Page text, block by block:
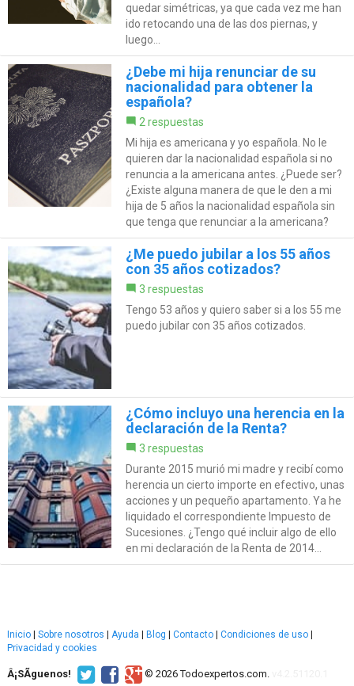
quedar simétricas, ya que cada vez me han
ido retocando una de las dos piernas, y
luego...
¿Debe mi hija renunciar de su
nacionalidad para obtener la
española?
2 respuestas
Mi hija es americana y yo española. No le
quieren dar la nacionalidad española si no
renuncia a la americana antes. ¿Puede ser?
¿Existe alguna manera de que le den a mi
hija de 5 años la nacionalidad española sin
que tenga que renunciar a la americana?
¿Me puedo jubilar a los 55 años
con 35 años cotizados?
3 respuestas
Tengo 53 años y quiero saber si a los 55 me
puedo jubilar con 35 años cotizados.
¿Cómo incluyo una herencia en la
declaración de la Renta?
3 respuestas
Durante 2015 murió mi madre y recibí como
herencia un cierto importe en efectivo, unas
acciones y un pequeño apartamento. Ya he
liquidado el correspondiente Impuesto de
Sucesiones. ¿Tengo qué incluir algo de ello
en mi declaración de la Renta de 2014...
Inicio | Sobre nosotros | Ayuda | Blog | Contacto | Condiciones de uso |
Privacidad y cookies
Â¡SÃ­guenos! © 2026 Todoexpertos.com.